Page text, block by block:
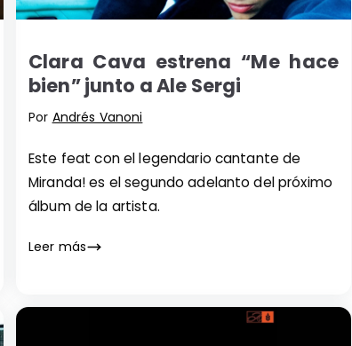
Clara Cava estrena “Me hace
bien” junto a Ale Sergi
Por Andrés Vanoni
Este feat con el legendario cantante de
Miranda! es el segundo adelanto del próximo
álbum de la artista.
Leer más